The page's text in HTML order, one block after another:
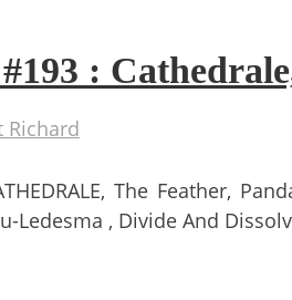
:
Richard
The Feather,
Ledesma , Divide And